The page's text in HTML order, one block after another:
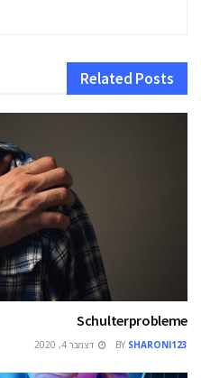
Related Posts
Schulterprobleme
BY SHARONI123 דצמבר 4, 2020